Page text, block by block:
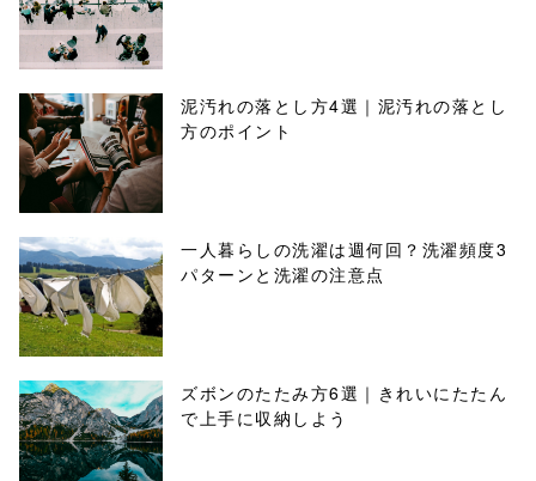
泥汚れの落とし方4選｜泥汚れの落とし
方のポイント
一人暮らしの洗濯は週何回？洗濯頻度3
パターンと洗濯の注意点
ズボンのたたみ方6選｜きれいにたたん
で上手に収納しよう